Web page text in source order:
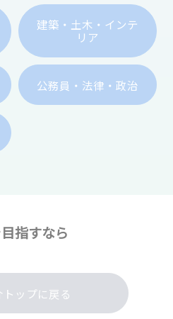
建築・土木・インテ
リア
公務員・法律・政治
指すなら
ップに戻る